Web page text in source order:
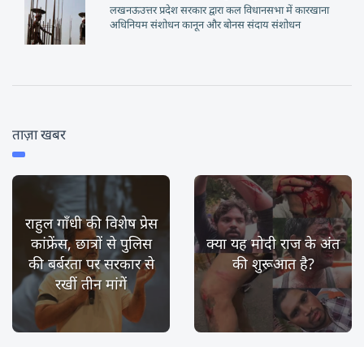
लखनऊउत्तर प्रदेश सरकार द्वारा कल विधानसभा में कारखाना
अधिनियम संशोधन कानून और बोनस संदाय संशोधन
ताज़ा खबर
राहुल गाँधी की विशेष प्रेस
कांफ्रेंस, छात्रों से पुलिस
की बर्बरता पर सरकार से
रखीं तीन मांगें
क्या यह मोदी राज के अंत
की शुरूआत है?